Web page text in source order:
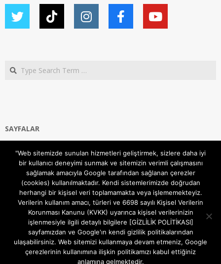
Search
SAYFALAR
Gizlilik ve Çerezler (Cookies) Politikası
Hakkımızda
İletişim Kanalları
MODEM KURULUM
TEKNİK DESTEK
TELEVİZYON SİSTEMLERİ
"Web sitemizde sunulan hizmetleri geliştirmek, sizlere daha iyi
bir kullanıcı deneyimi sunmak ve sitemizin verimli çalışmasını
sağlamak amacıyla Google tarafından sağlanan çerezler
(cookies) kullanılmaktadır. Kendi sistemlerimizde doğrudan
herhangi bir kişisel veri toplamamakta veya işlememekteyiz.
Verilerin kullanım amacı, türleri ve 6698 sayılı Kişisel Verilerin
Korunması Kanunu (KVKK) uyarınca kişisel verilerinizin
işlenmesiyle ilgili detaylı bilgilere [GİZLİLİK POLİTİKASI]
sayfamızdan ve Google'ın kendi gizlilik politikalarından
ulaşabilirsiniz. Web sitemizi kullanmaya devam etmeniz, Google
çerezlerinin kullanımına ilişkin politikamızı kabul ettiğiniz
anlamına gelmektedir.